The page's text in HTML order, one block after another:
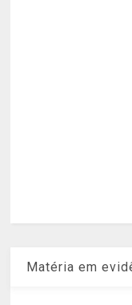
Matéria em